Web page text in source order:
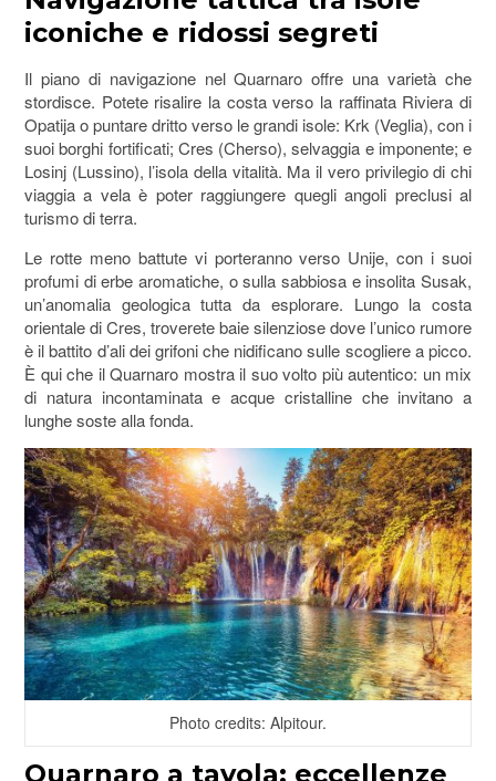
iconiche e ridossi segreti
Il piano di navigazione nel Quarnaro offre una varietà che
stordisce. Potete risalire la costa verso la raffinata Riviera di
Opatija o puntare dritto verso le grandi isole: Krk (Veglia), con i
suoi borghi fortificati; Cres (Cherso), selvaggia e imponente; e
Losinj (Lussino), l’isola della vitalità. Ma il vero privilegio di chi
viaggia a vela è poter raggiungere quegli angoli preclusi al
turismo di terra.
Le rotte meno battute vi porteranno verso Unije, con i suoi
profumi di erbe aromatiche, o sulla sabbiosa e insolita Susak,
un’anomalia geologica tutta da esplorare. Lungo la costa
orientale di Cres, troverete baie silenziose dove l’unico rumore
è il battito d’ali dei grifoni che nidificano sulle scogliere a picco.
È qui che il Quarnaro mostra il suo volto più autentico: un mix
di natura incontaminata e acque cristalline che invitano a
lunghe soste alla fonda.
Photo credits: Alpitour.
Quarnaro a tavola: eccellenze